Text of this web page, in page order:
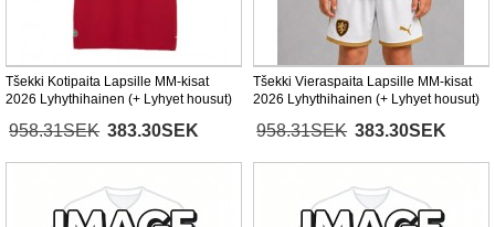
Tšekki Kotipaita Lapsille MM-kisat
2026 Lyhythihainen (+ Lyhyet housut)
958.31SEK 383.30SEK
Tšekki Vieraspaita Lapsille MM-kisat
2026 Lyhythihainen (+ Lyhyet housut)
958.31SEK 383.30SEK